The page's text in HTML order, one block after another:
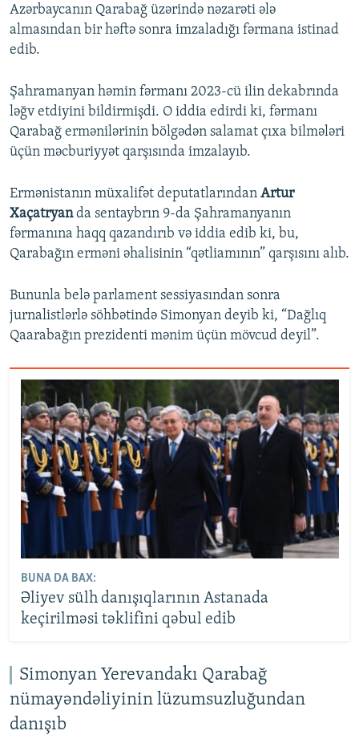
Azərbaycanın Qarabağ üzərində nəzarəti ələ
almasından bir həftə sonra imzaladığı fərmana istinad
edib.
Şahramanyan həmin fərmanı 2023-cü ilin dekabrında
ləğv etdiyini bildirmişdi. O iddia edirdi ki, fərmanı
Qarabağ ermənilərinin bölgədən salamat çıxa bilmələri
üçün məcburiyyət qarşısında imzalayıb.
Ermənistanın müxalifət deputatlarından Artur
Xaçatryanda sentaybrın 9-da Şahramanyanın
fərmanına haqq qazandırıb və iddia edib ki, bu,
Qarabağın erməni əhalisinin “qətliamının” qarşısını alıb.
Bununla belə parlament sessiyasından sonra
jurnalistlərlə söhbətində Simonyan deyib ki, “Dağlıq
Qaarabağın prezidenti mənim üçün mövcud deyil”.
BUNA DA BAX:
Əliyev sülh danışıqlarının Astanada
keçirilməsi təklifini qəbul edib
Simonyan Yerevandakı Qarabağ
nümayəndəliyinin lüzumsuzluğundan
danışıb